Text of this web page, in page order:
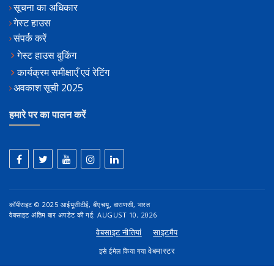
सूचना का अधिकार
गेस्ट हाउस
संपर्क करें
गेस्ट हाउस बुकिंग
कार्यक्रम समीक्षाएँ एवं रेटिंग
अवकाश सूची 2025
हमारे पर का पालन करें
कॉपीराइट © 2025 आईयूसीटीई, बीएचयू, वाराणसी, भारत
वेबसाइट अंतिम बार अपडेट की गई: AUGUST 10, 2026
वेबसाइट नीतियां साइटमैप
इसे ईमेल किया गयावेबमास्टर